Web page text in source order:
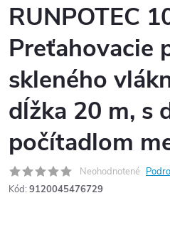
RUNPOTEC
Preťahovacie
skleného
dĺžka 20 m, s
počítadlom
Neohodnotené
Kód: 9120045476729